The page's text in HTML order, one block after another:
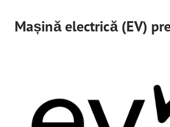
Mașină electrică (EV)